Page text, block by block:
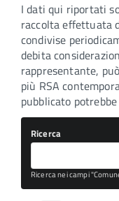
I dati qui riportati
raccolta effettuata
condivise
debita
rappresentante,
più RSA
pubblicato
Ricerca
Ricerca nei campi